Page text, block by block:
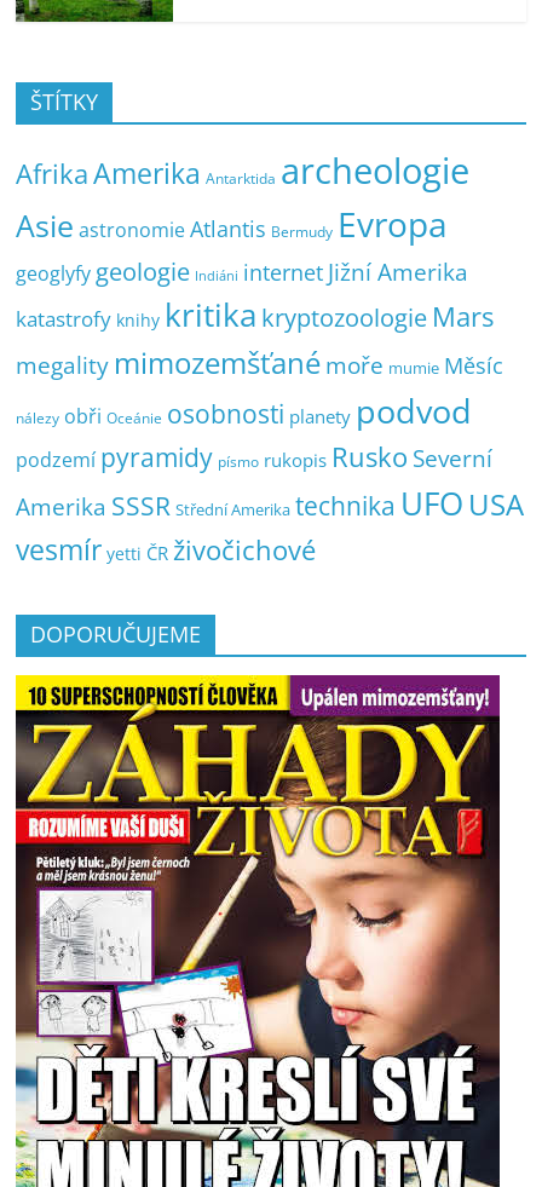
ŠTÍTKY
AfrikaAmerika Antarktida archeologie
Asie astronomie Atlantis Bermudy Evropa
geoglyfy geologie Indiáni internet Jižní Amerika
katastrofy knihy kritika kryptozoologie Mars
megality mimozemšťanémoře mumie Měsíc
nálezy obři Oceánie osobnosti planety podvod
podzemí pyramidy písmo rukopis Rusko Severní
Amerika SSSR Střední Amerika technika UFO USA
vesmír yetti ČR živočichové
DOPORUČUJEME